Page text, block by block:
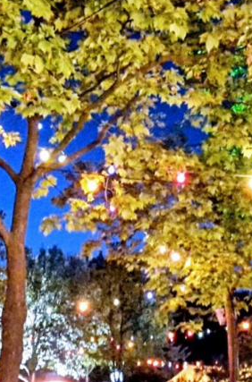
Beckmann
28. März 2026